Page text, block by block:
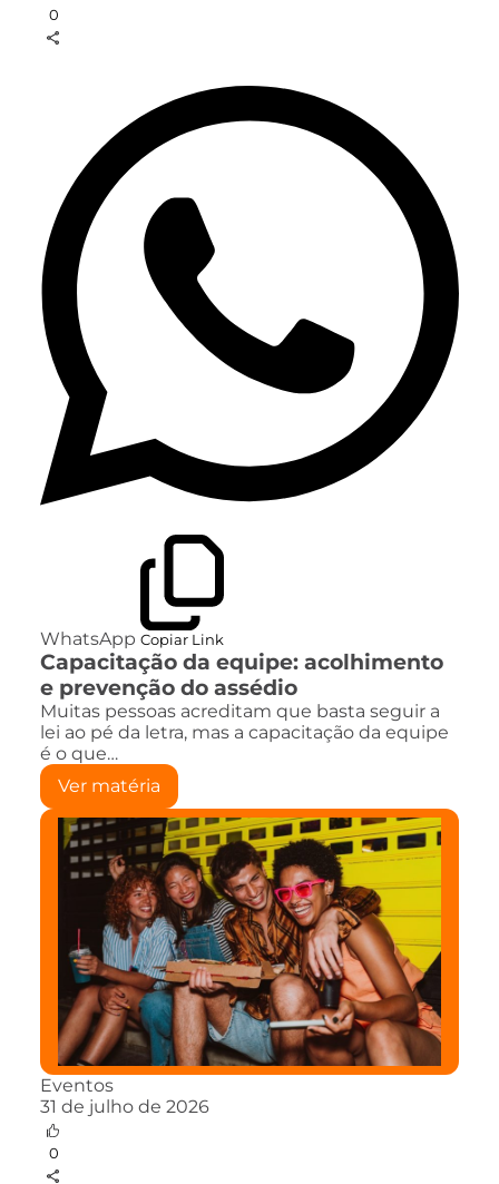
0
WhatsApp Copiar Link
Capacitação da equipe: acolhimento
e prevenção do assédio
Muitas pessoas acreditam que basta seguir a
lei ao pé da letra, mas a capacitação da equipe
é o que…
Ver matéria
Eventos
31 de julho de 2026
0